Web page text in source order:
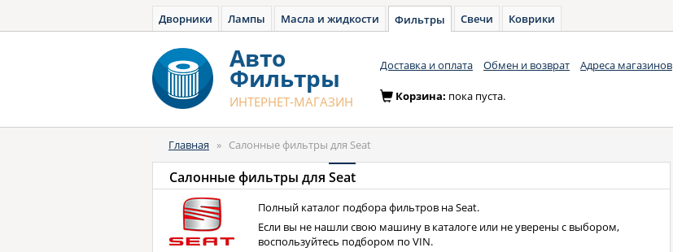
Дворники Лампы Масла и жидкости Фильтры Свечи Коврики
Авто
Фильтры
ИНТЕРНЕТ-МАГАЗИН
Доставка и оплата Обмен и возврат Адреса магазинов
Корзина: пока пуста.
Главная » Салонные фильтры для Seat
Салонные фильтры для Seat
Полный каталог подбора фильтров на Seat.
Если вы не нашли свою машину в каталоге или не уверены с выбором,
воспользуйтесь подбором по VIN.